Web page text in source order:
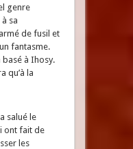
genre
sa
de fusil et
fantasme.
basé à Ihosy.
qu’à la
salué le
ont fait de
les